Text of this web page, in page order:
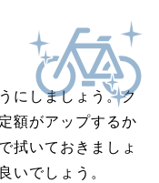
にしましょう。ク
額がアップするか
拭いておきましょ
いでしょう。